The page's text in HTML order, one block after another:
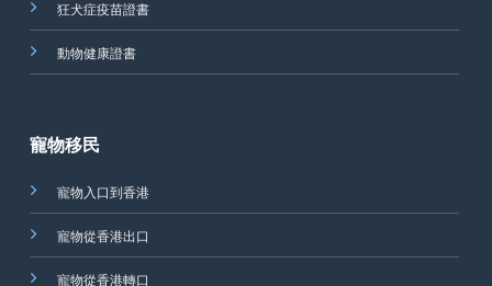
狂犬症疫苗證書
動物健康證書
寵物移民
寵物入口到香港
寵物從香港出口
寵物從香港轉口